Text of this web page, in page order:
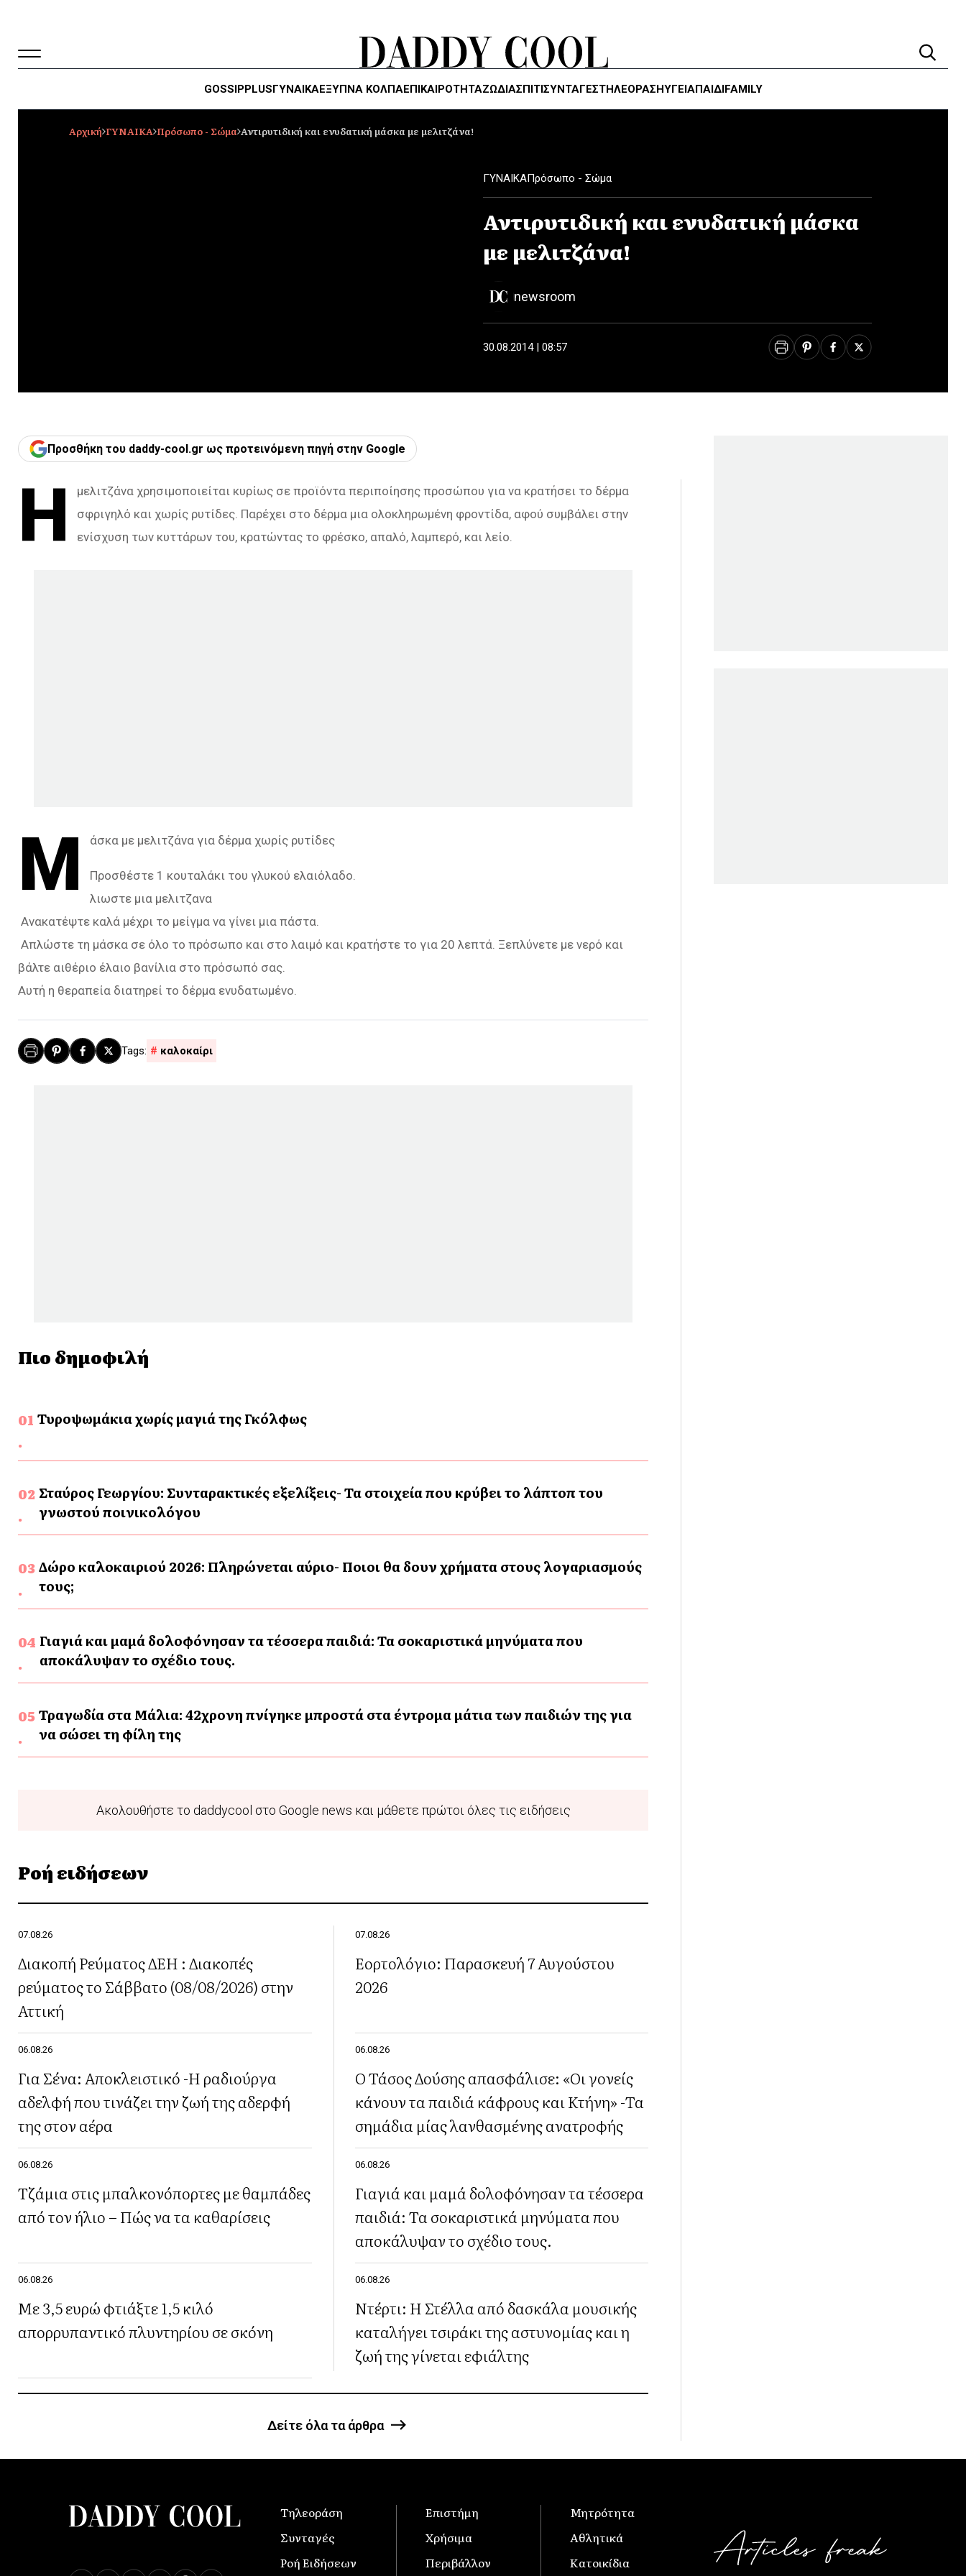
GOSSIPPLUSΓΥΝΑΙΚΑΈΞΥΠΝΑ ΚΌΛΠΑΕΠΙΚΑΙΡΟΤΗΤΑΖΏΔΙΑΣΠΙΤΙΣΥΝΤΑΓΕΣΤΗΛΕΌΡΑΣΗΥΓΕΊΑΠΑΙΔΙFAMILY
Αρχική ΓΥΝΑΙΚΑ Πρόσωπο - Σώμα Αντιρυτιδική και ενυδατική μάσκα με μελιτζάνα!
ΓΥΝΑΙΚΑΠρόσωπο - Σώμα
Αντιρυτιδική και ενυδατική μάσκα
με μελιτζάνα!
newsroom
30.08.2014 | 08:57
Προσθήκη του daddy-cool.gr ως προτεινόμενη πηγή στην Google
Η
μελιτζάνα χρησιμοποιείται κυρίως σε προϊόντα περιποίησης προσώπου για να κρατήσει το δέρμα
σφριγηλό και χωρίς ρυτίδες. Παρέχει στο δέρμα μια ολοκληρωμένη φροντίδα, αφού συμβάλει στην
ενίσχυση των κυττάρων του, κρατώντας το φρέσκο, απαλό, λαμπερό, και λείο.
Μ άσκα με μελιτζάνα για δέρμα χωρίς ρυτίδες
Προσθέστε 1 κουταλάκι του γλυκού ελαιόλαδο.
λιωστε μια μελιτζανα
Ανακατέψτε καλά μέχρι το μείγμα να γίνει μια πάστα.
Απλώστε τη μάσκα σε όλο το πρόσωπο και στο λαιμό και κρατήστε το για 20 λεπτά. Ξεπλύνετε με νερό και
βάλτε αιθέριο έλαιο βανίλια στο πρόσωπό σας.
Αυτή η θεραπεία διατηρεί το δέρμα ενυδατωμένο.
καλοκαίρι
Πιο δημοφιλή
Τυροψωμάκια χωρίς μαγιά της Γκόλφως
Σταύρος Γεωργίου: Συνταρακτικές εξελίξεις- Τα στοιχεία που κρύβει το λάπτοπ του
γνωστού ποινικολόγου
Δώρο καλοκαιριού 2026: Πληρώνεται αύριο- Ποιοι θα δουν χρήματα στους λογαριασμούς
τους;
Γιαγιά και μαμά δολοφόνησαν τα τέσσερα παιδιά: Τα σοκαριστικά μηνύματα που
αποκάλυψαν το σχέδιο τους.
Τραγωδία στα Μάλια: 42χρονη πνίγηκε μπροστά στα έντρομα μάτια των παιδιών της για
να σώσει τη φίλη της
Ακολουθήστε το daddycool στο Google news και μάθετε πρώτοι όλες τις ειδήσεις
Ροή ειδήσεων
07.08.26
Διακοπή Ρεύματος ΔΕΗ : Διακοπές
ρεύματος το Σάββατο (08/08/2026) στην
Αττική
07.08.26
Εορτολόγιο: Παρασκευή 7 Αυγούστου
2026
06.08.26
Για Σένα: Αποκλειστικό -Η ραδιούργα
αδελφή που τινάζει την ζωή της αδερφή
της στον αέρα
06.08.26
Ο Τάσος Δούσης απασφάλισε: «Οι γονείς
κάνουν τα παιδιά κάφρους και Κτήνη» -Τα
σημάδια μίας λανθασμένης ανατροφής
06.08.26
Τζάμια στις μπαλκονόπορτες με θαμπάδες
από τον ήλιο – Πώς να τα καθαρίσεις
06.08.26
Γιαγιά και μαμά δολοφόνησαν τα τέσσερα
παιδιά: Τα σοκαριστικά μηνύματα που
αποκάλυψαν το σχέδιο τους.
06.08.26
Με 3,5 ευρώ φτιάξτε 1,5 κιλό
απορρυπαντικό πλυντηρίου σε σκόνη
06.08.26
Ντέρτι: Η Στέλλα από δασκάλα μουσικής
καταλήγει τσιράκι της αστυνομίας και η
ζωή της γίνεται εφιάλτης
Δείτε όλα τα άρθρα
Τηλεοράση
Συνταγές
Ροή Ειδήσεων
Επιστήμη
Χρήσιμα
Περιβάλλον
Μητρότητα
Αθλητικά
Κατοικίδια